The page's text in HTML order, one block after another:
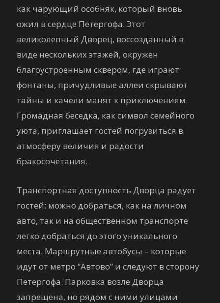
как чарующий особняк, который вновь
ожил в сердце Петергофа. Этот
великолепный Дворец, воссозданный в
виде нескольких этажей, окружен
благоустроенным сквером, где играют
фонтаны, причудливые аллеи скрывают
тайны и качели манят к приключениям.
Громадная беседка, как символ семейного
уюта, приглашает гостей погрузиться в
атмосферу величия и радости
бракосочетания.
Транспортная доступность Дворца радует
гостей: можно добраться, как на личном
авто, так и на общественном транспорте
легко добраться до этого уникального
места. Маршрутные автобусы – которые
идут от метро “Автово” и следуют в сторону
Петергофа. Парковка возле Дворца
запрещена, но рядом с ними улицами